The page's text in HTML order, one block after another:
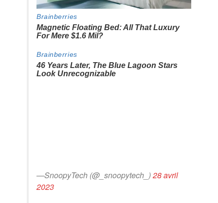
—SnoopyTech (@_snoopytech_)28 avril
2023